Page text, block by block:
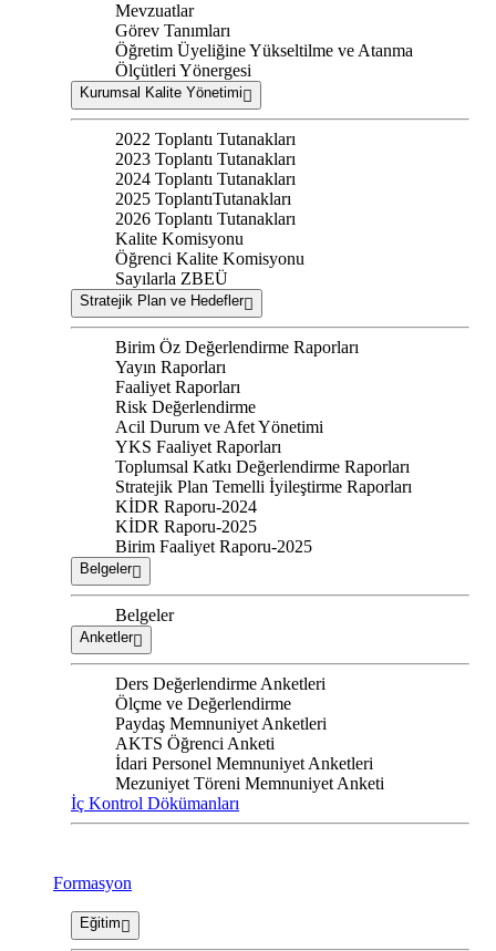
Mevzuatlar
Görev Tanımları
Öğretim Üyeliğine Yükseltilme ve Atanma
Ölçütleri Yönergesi
Kurumsal Kalite Yönetimi
2022 Toplantı Tutanakları
2023 Toplantı Tutanakları
2024 Toplantı Tutanakları
2025 ToplantıTutanakları
2026 Toplantı Tutanakları
Kalite Komisyonu
Öğrenci Kalite Komisyonu
Sayılarla ZBEÜ
Stratejik Plan ve Hedefler
Birim Öz Değerlendirme Raporları
Yayın Raporları
Faaliyet Raporları
Risk Değerlendirme
Acil Durum ve Afet Yönetimi
YKS Faaliyet Raporları
Toplumsal Katkı Değerlendirme Raporları
Stratejik Plan Temelli İyileştirme Raporları
KİDR Raporu-2024
KİDR Raporu-2025
Birim Faaliyet Raporu-2025
Belgeler
Belgeler
Anketler
Ders Değerlendirme Anketleri
Ölçme ve Değerlendirme
Paydaş Memnuniyet Anketleri
AKTS Öğrenci Anketi
İdari Personel Memnuniyet Anketleri
Mezuniyet Töreni Memnuniyet Anketi
İç Kontrol Dökümanları
Formasyon
Eğitim